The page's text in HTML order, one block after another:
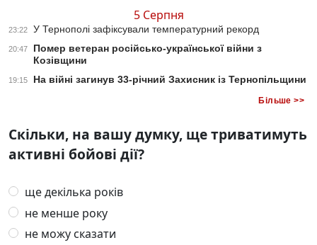
5 Серпня
23:22 У Тернополі зафіксували температурний рекорд
20:47
Помер ветеран російсько-української війни з
Козівщини
19:15 На війні загинув 33-річний Захисник із Тернопільщини
Більше >>
Скільки, на вашу думку, ще триватимуть
активні бойові дії?
ще декілька років
не менше року
не можу сказати